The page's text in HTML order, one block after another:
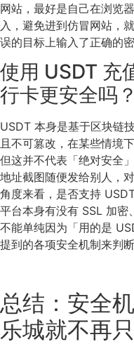
网站，最好是自己在浏览
入，避免进到仿冒网站，
误的目标上输入了正确的密
使用 USDT 充
行卡更安全吗？
USDT 本身是基于区块链
且不可篡改，在某些情境
但这并不代表「绝对安全
地址截图随便发给别人，
角度来看，是否支持
平台本身有没有 SSL 加密
不能单纯因为「用的是
提到的各项安全机制来判断
总结：安全
乐城就不再